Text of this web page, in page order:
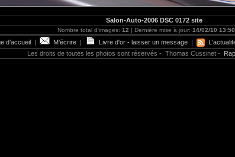
Salon-Auto-2006 DSC 0172 site
Nombre total d'images:12 | Dernière mise à jour:14/02/10 13:50
d’accueil| M’écrire| Livre d'or - laisser un message|
Les droits de toutes les photos sont réservés - Thomas Cussinet -